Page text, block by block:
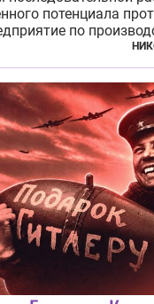
потенциала
по
крупный склад
грузами.
по объектам в ряде